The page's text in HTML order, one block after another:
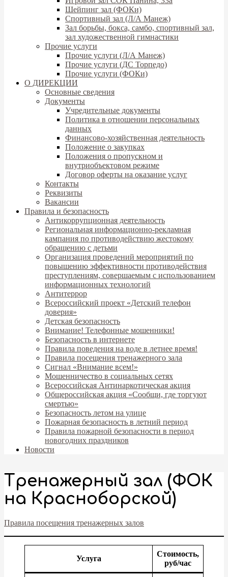
Шейпинг зал (ФОКи)
Спортивный зал (Л/А Манеж)
Зал борьбы, бокса, самбо, спортивный зал,
зал художественной гимнастики
Прочие услуги
Прочие услуги (Л/А Манеж)
Прочие услуги (ДС Торпедо)
Прочие услуги (ФОКи)
О ДИРЕКЦИИ
Основные сведения
Документы
Учредительные документы
Политика в отношении персональных
данных
Финансово-хозяйственная деятельность
Положение о закупках
Положения о пропускном и
внутриобъектовом режиме
Договор оферты на оказание услуг
Контакты
Реквизиты
Вакансии
Правила и безопасность
Антикоррупционная деятельность
Региональная информационно-рекламная
кампания по противодействию жестокому
обращению с детьми
Организация проведений мероприятий по
повышению эффективности противодействия
преступлениям, совершаемым с использованием
информационных технологий
Антитеррор
Всероссийский проект «Детский телефон
доверия»
Детская безопасность
Внимание! Телефонные мошенники!
Безопасность в интернете
Правила поведения на воде в летнее время!
Правила посещения тренажерного зала
Сигнал «Внимание всем!»
Мошенничество в социальных сетях
Всероссийская Антинаркотическая акция
Общероссийская акция «Сообщи, где торгуют
смертью»
Безопасность летом на улице
Пожарная безопасность в летний период
Правила пожарной безопасности в период
новогодних праздников
Новости
Тренажерный зал (ФОК
на Красноборской)
Правила посещения тренажерных залов
Услуга
Стоимость,
руб/час